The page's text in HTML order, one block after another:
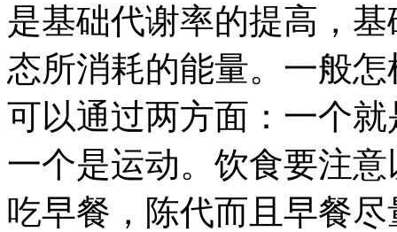
是基础代谢率的提高，
态所消耗的能量。一般
可以通过两方面：一个就
一个是运动。饮食要注
吃早餐，陈代而且早餐